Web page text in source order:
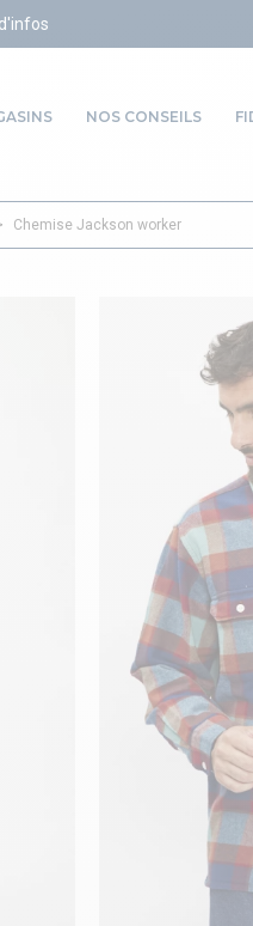
NOS CONSEILS
Chemise Jackson worker